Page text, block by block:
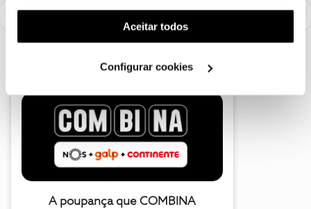
funcionalidade) e adaptar anúncios aos seus interesses
(cookies de publicidade personalizada). Pode gerir a
utilização dos cookies clicando em "Configurar
Aceitar todos
Configurar cookies
A poupança que COMBINA